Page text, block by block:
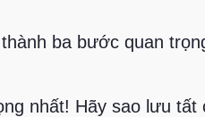
ba bước quan
nhất! Hãy sao lưu tất